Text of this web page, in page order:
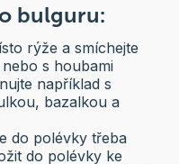
bulguru:
rýže a smíchejte
s houbami
například s
bazalkou a
do polévky třeba
do polévky ke